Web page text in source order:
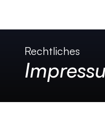
Rechtliches